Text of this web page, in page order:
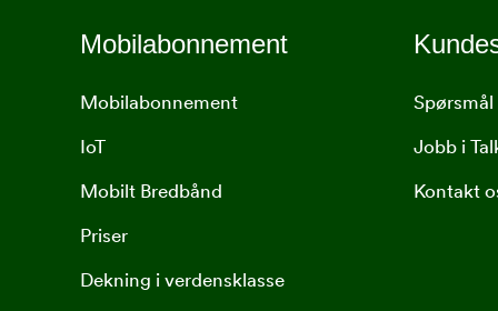
Mobilabonnement
Mobilabonnement
IoT
Mobilt Bredbånd
Priser
Dekning i verdensklasse
Jobb i
Kontakt